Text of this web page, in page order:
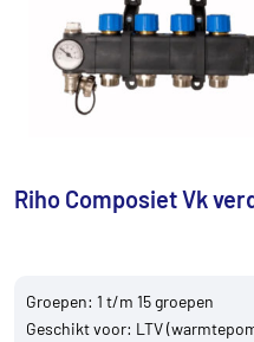
Riho Composiet Vk
Groepen: 1 t/m 15 groepen
Geschikt voor: LTV